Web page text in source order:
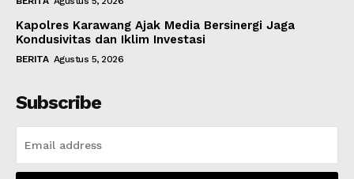
Kapolres Karawang Ajak Media Bersinergi Jaga
Kondusivitas dan Iklim Investasi
BERITA Agustus 5, 2026
Subscribe